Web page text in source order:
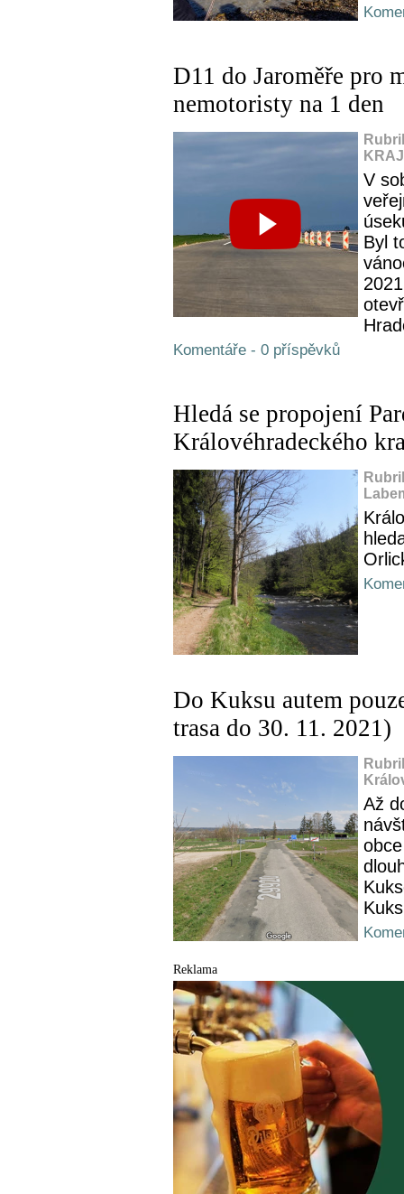
D11 do Jaroměře pro
nemotoristy na 1 den
V
Byl
Komentáře - 0 příspěvků
Hledá se propojení
Královéhradeckého
Do Kuksu autem
trasa do 30. 11. 2021)
Až
Reklama